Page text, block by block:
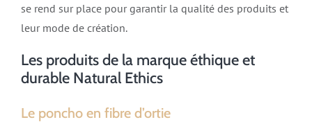
se rend sur place pour garantir la qualité des produits et
leur mode de création.
Les produits de la marque éthique et
durable Natural Ethics
Le poncho en fibre d’ortie